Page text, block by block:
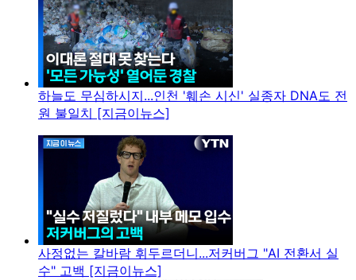
하늘도 무심하시지...인천 '훼손 시신' 실종자 DNA도 전
원 불일치 [지금이뉴스]
사정없는 칼바람 휘두르더니...저커버그 "AI 전환서 실
수" 고백 [지금이뉴스]